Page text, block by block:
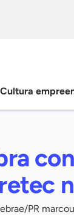
Cultura
PR